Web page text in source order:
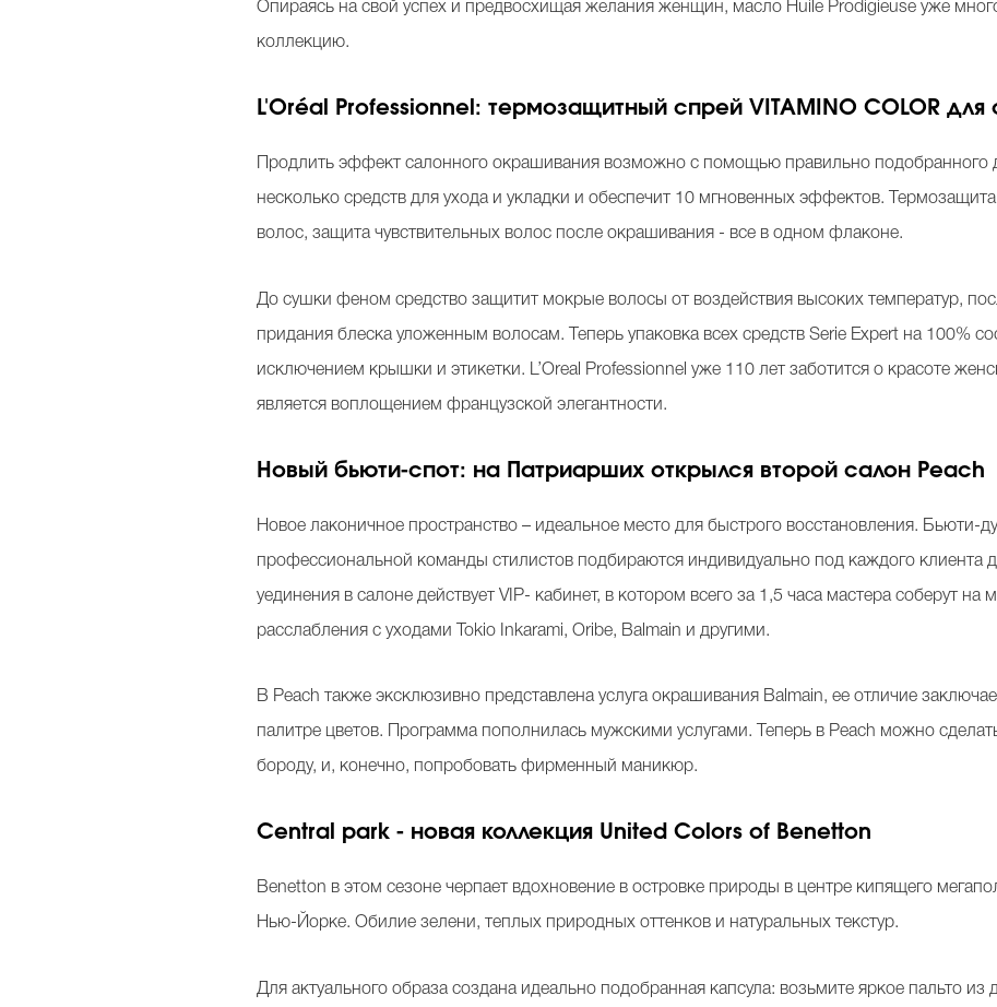
Опираясь на свой успех и предвосхищая желания женщин, масло Huile Prodigieuse уже
коллекцию.
L'Oréal Professionnel: термозащитный спрей VITAMINO COLOR
Продлить эффект салонного окрашивания возможно с помощью правильно подобранного
несколько средств для ухода и укладки и обеспечит 10 мгновенных эффектов.
волос, защита чувствительных волос после окрашивания - все в одном флаконе.
До сушки феном средство защитит мокрые волосы от воздействия высоких температур,
придания блеска уложенным волосам. Теперь упаковка всех средств Serie Expert на 100%
исключением крышки и этикетки. L’Oreal Professionnel уже 110 лет заботится о красоте
является воплощением французской элегантности.
Новый бьюти-спот: на Патриарших открылся второй салон Peach
Новое лаконичное пространство – идеальное место для быстрого восстановления. Бьюти-
профессиональной команды стилистов подбираются индивидуально под каждого клиента
уединения в салоне действует VIP- кабинет, в котором всего за 1,5 часа мастера соберут на
расслабления с уходами Tokio Inkarami, Oribe, Balmain и другими.
В Peach также эксклюзивно представлена услуга окрашивания Balmain, ее отличие
палитре цветов. Программа пополнилась мужскими услугами. Теперь в Peach можно
бороду, и, конечно, попробовать фирменный маникюр.
Central park - новая коллекция United Colors of Benetton
Benetton в этом сезоне черпает вдохновение в островке природы в центре кипящего
Нью-Йорке. Обилие зелени, теплых природных оттенков и натуральных текстур.
Для актуального образа создана идеально подобранная капсула: возьмите яркое пальто из